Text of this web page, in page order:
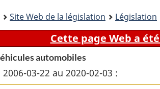
Site Web de la législation Législation
Cette page Web a
automobiles
03-22 au 2020-02-03 :